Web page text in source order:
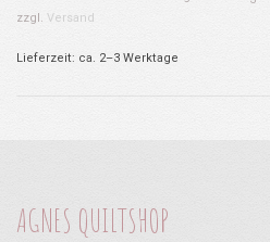
zzgl. Versand
Lieferzeit: ca. 2–3 Werktage
AGNES QUILTSHOP